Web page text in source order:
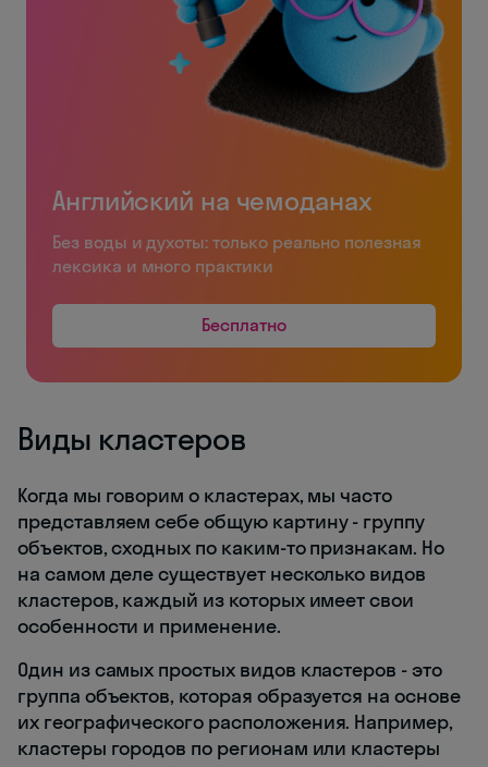
Английский на чемоданах
Без воды и духоты: только реально полезная
лексика и много практики
Бесплатно
Виды кластеров
Когда мы говорим о кластерах, мы часто
представляем себе общую картину - группу
объектов, сходных по каким-то признакам. Но
на самом деле существует несколько видов
кластеров, каждый из которых имеет свои
особенности и применение.
Один из самых простых видов кластеров - это
группа объектов, которая образуется на основе
их географического расположения. Например,
кластеры городов по регионам или кластеры